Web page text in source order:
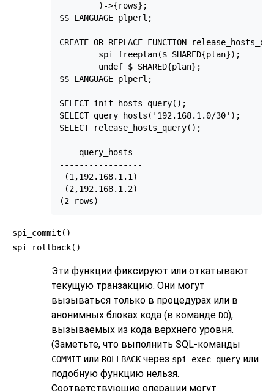
        )->{rows};
$$ LANGUAGE plperl;
CREATE OR REPLACE FUNCTION
        spi_freeplan($_SHARED{plan});
        undef $_SHARED{plan};
$$ LANGUAGE plperl;
SELECT init_hosts_query();
SELECT query_hosts('192.168.1.0/30');
SELECT release_hosts_query();
    query_hosts
-----------------
(1,192.168.1.1)
(2,192.168.1.2)
(2 rows)
spi_commit()
spi_rollback()
Эти функции фиксируют или откатывают
текущую транзакцию. Они могут
вызываться только в процедурах или в
анонимных блоках кода (в команде DO),
вызываемых из кода верхнего уровня.
(Заметьте, что выполнить SQL-команды
COMMITили ROLLBACKчерез spi_exec_query или
подобную функцию нельзя.
Соответствующие операции могут